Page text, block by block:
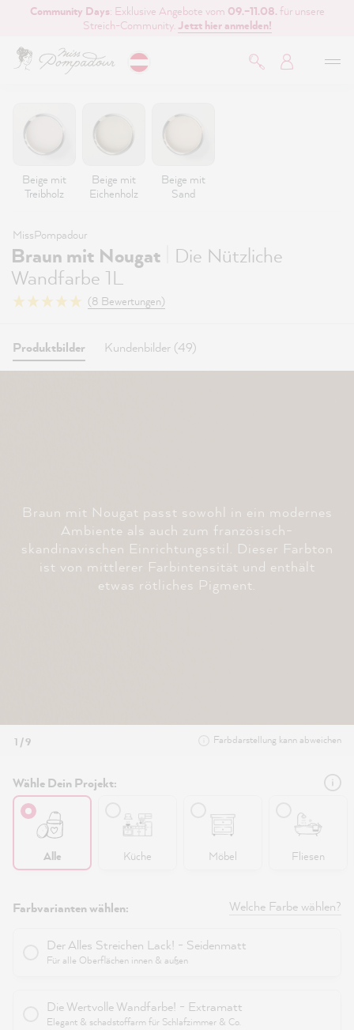
springen
Community Days: Exklusive Angebote vom 09.–11.08. für unsere
Streich-Community. Jetzt hier anmelden!
Beige mit
Treibholz
Beige mit
Eichenholz
Beige mit
Sand
MissPompadour
Braun mit Nougat
Die Nützliche
Wandfarbe 1L
(8 Bewertungen)
Produktbilder Kundenbilder (49)
Braun mit Nougat passt sowohl in ein modernes
Ambiente als auch zum französisch-
skandinavischen Einrichtungsstil. Dieser Farbton
ist von mittlerer Farbintensität und enthält
etwas rötliches Pigment.
1 / 9 Farbdarstellung kann abweichen
Wähle Dein Projekt:
Alle Küche Möbel Fliesen
Farbvarianten wählen: Welche Farbe wählen?
Der Alles Streichen Lack! - Seidenmatt
Für alle Oberflächen innen & außen
Die Wertvolle Wandfarbe! - Extramatt
Elegant & schadstoffarm für Schlafzimmer & Co.